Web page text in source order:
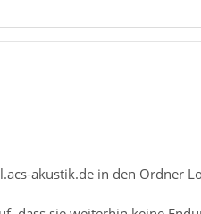
akustik.de in den Ordner